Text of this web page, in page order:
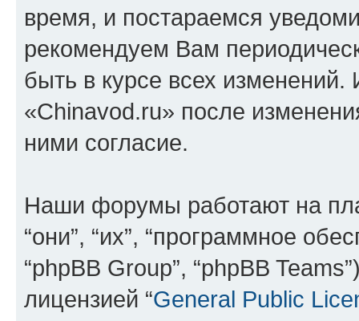
время, и постараемся
рекомендуем Вам
быть в курсе всех
«Chinavod.ru» после
ними согласие.
Наши форумы работают на
“они”, “их”, “программное
“phpBB Group”, “phpBB
лицензией “General Public